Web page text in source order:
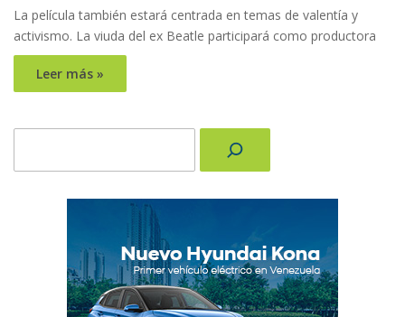
La película también estará centrada en temas de valentía y
activismo. La viuda del ex Beatle participará como productora
Leer más »